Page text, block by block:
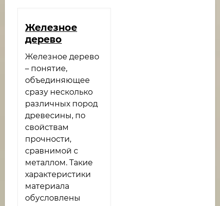
Железное
дерево
Железное дерево
– понятие,
объединяющее
сразу несколько
различных пород
древесины, по
свойствам
прочности,
сравнимой с
металлом. Такие
характеристики
материала
обусловлены